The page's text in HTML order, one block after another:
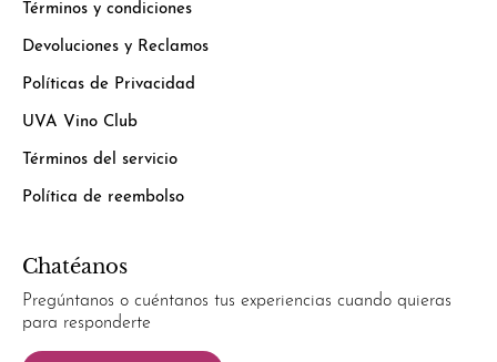
Términos y condiciones
Devoluciones y Reclamos
Políticas de Privacidad
UVA Vino Club
Términos del servicio
Política de reembolso
Chatéanos
Pregúntanos o cuéntanos tus experiencias cuando quieras
para responderte